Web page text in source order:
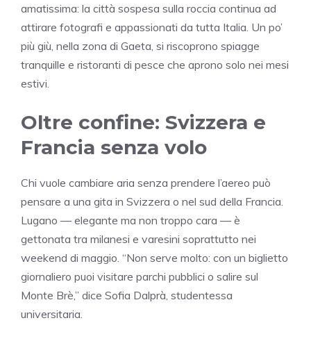
amatissima: la città sospesa sulla roccia continua ad
attirare fotografi e appassionati da tutta Italia. Un po’
più giù, nella zona di Gaeta, si riscoprono spiagge
tranquille e ristoranti di pesce che aprono solo nei mesi
estivi.
Oltre confine: Svizzera e
Francia senza volo
Chi vuole cambiare aria senza prendere l’aereo può
pensare a una gita in Svizzera o nel sud della Francia.
Lugano — elegante ma non troppo cara — è
gettonata tra milanesi e varesini soprattutto nei
weekend di maggio. “Non serve molto: con un biglietto
giornaliero puoi visitare parchi pubblici o salire sul
Monte Brè,” dice Sofia Dalprà, studentessa
universitaria.